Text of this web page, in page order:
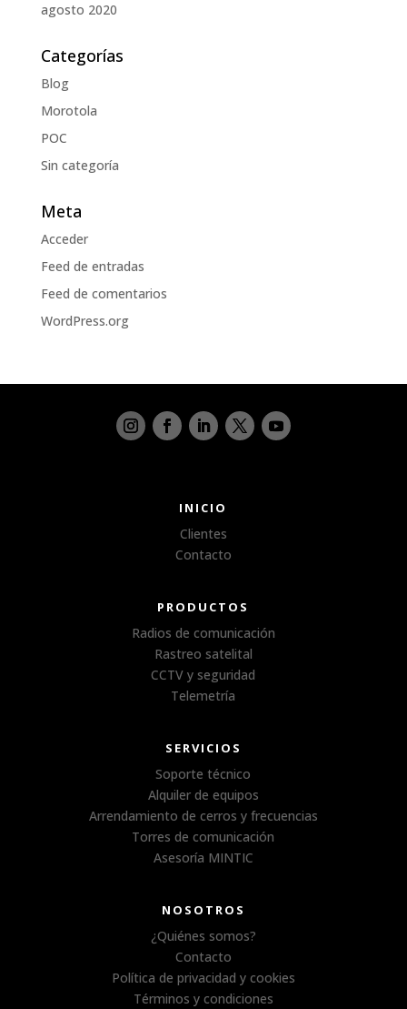
agosto 2020
Categorías
Blog
Morotola
POC
Sin categoría
Meta
Acceder
Feed de entradas
Feed de comentarios
WordPress.org
INICIO
Clientes
Contacto
PRODUCTOS
Radios de comunicación
Rastreo satelital
CCTV y seguridad
Telemetría
SERVICIOS
Soporte técnico
Alquiler de equipos
Arrendamiento de cerros y frecuencias
Torres de comunicación
Asesoría MINTIC
NOSOTROS
¿Quiénes somos?
Contacto
Política de privacidad y cookies
Términos y condiciones